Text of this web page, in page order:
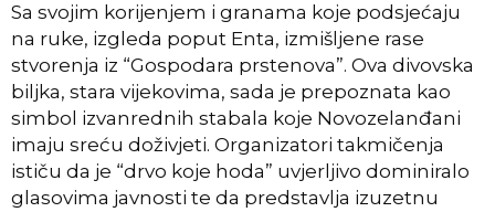
Sa svojim korijenjem i granama koje podsjećaju
na ruke, izgleda poput Enta, izmišljene rase
stvorenja iz “Gospodara prstenova”. Ova divovska
biljka, stara vijekovima, sada je prepoznata kao
simbol izvanrednih stabala koje Novozelanđani
imaju sreću doživjeti. Organizatori takmičenja
ističu da je “drvo koje hoda” uvjerljivo dominiralo
glasovima javnosti te da predstavlja izuzetnu